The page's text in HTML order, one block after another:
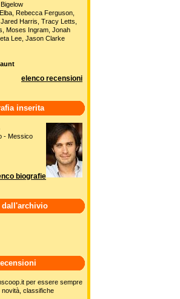
Rebecca Ferguson,
Harris, Tracy Letts,
Moses Ingram, Jonah
Lee, Jason Clarke
elenco recensioni
inserita
- Messico
biografie
dall'archivio
per essere sempre
classifiche